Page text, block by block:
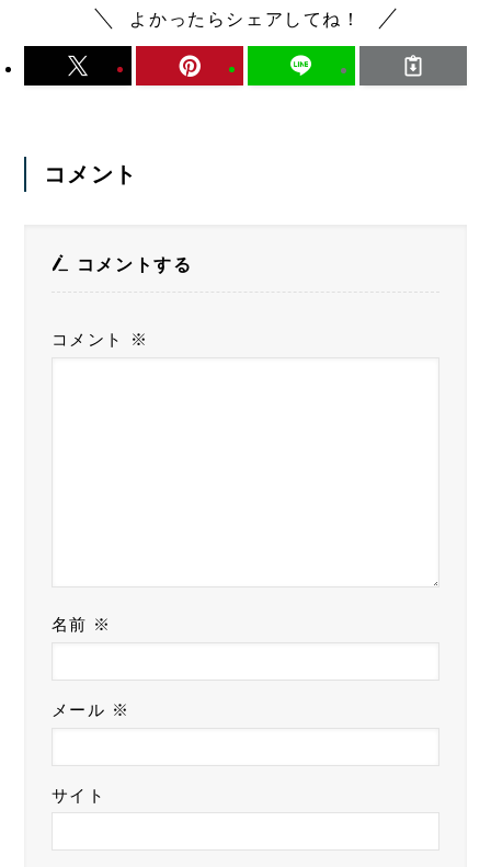
よかったらシェアしてね！
コメント
コメントする
コメント ※
名前 ※
メール ※
サイト